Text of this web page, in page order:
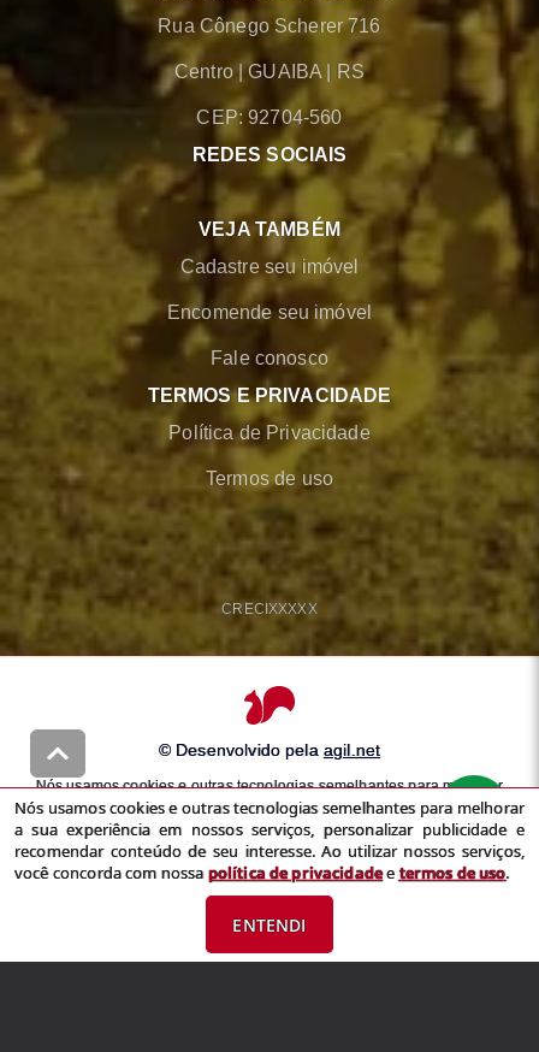
Rua Cônego Scherer 716
Centro |GUAIBA RS
CEP: 92704-560
REDES SOCIAIS
VEJA TAMBÉM
Cadastre seu imóvel
Encomende seu imóvel
Fale conosco
TERMOS E PRIVACIDADE
Política de Privacidade
Termos de uso
CRECIXXXXX
© Desenvolvido pela agil.net
Nós usamos cookies e outras tecnologias semelhantes para melhorar
a sua experiência em nossos serviços, personalizar publicidade e
recomendar conteúdo de seu interesse. Ao utilizar nossos serviços,
você concorda com nossapolítica de privacidadeetermos de uso
Nós usamos cookies e outras tecnologias semelhantes para melhorar
a sua experiência em nossos serviços, personalizar publicidade e
recomendar conteúdo de seu interesse. Ao utilizar nossos serviços,
você concorda com nossa política de privacidadeetermos de uso.
ENTENDI